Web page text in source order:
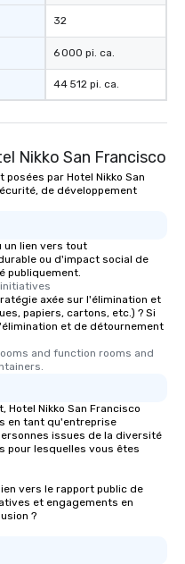
32
6 000 pi. ca.
44 512 pi. ca.
Nikko San Francisco
par Hotel Nikko San
de développement
un lien vers tout
ou d'impact social de
publiquement.
axée sur l'élimination et
papiers, cartons, etc.) ? Si
et de détournement
and function rooms and
Hotel Nikko San Francisco
en tant qu'entreprise
issues de la diversité
pour lesquelles vous êtes
vers le rapport public de
et engagements en
?